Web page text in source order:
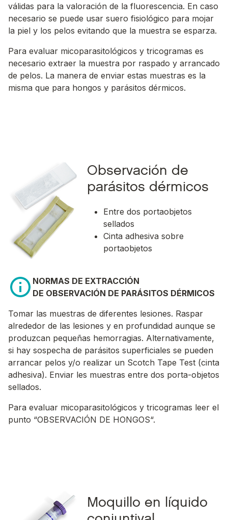
válidas para la valoración de la fluorescencia. En caso
necesario se puede usar suero fisiológico para mojar
la piel y los pelos evitando que la muestra se esparza.
Para evaluar micoparasitológicos y tricogramas es
necesario extraer la muestra por raspado y arrancado
de pelos. La manera de enviar estas muestras es la
misma que para hongos y parásitos dérmicos.
Observación de
parásitos dérmicos
Entre dos portaobjetos
sellados
Cinta adhesiva sobre
portaobjetos
NORMAS DE EXTRACCIÓN
DE OBSERVACIÓN DE PARÁSITOS DÉRMICOS
Tomar las muestras de diferentes lesiones. Raspar
alrededor de las lesiones y en profundidad aunque se
produzcan pequeñas hemorragias. Alternativamente,
si hay sospecha de parásitos superficiales se pueden
arrancar pelos y/o realizar un Scotch Tape Test (cinta
adhesiva). Enviar les muestras entre dos porta-objetos
sellados.
Para evaluar micoparasitológicos y tricogramas leer el
punto “OBSERVACIÓN DE HONGOS“.
Moquillo en líquido